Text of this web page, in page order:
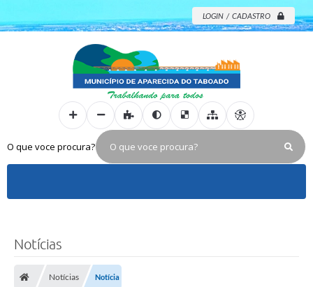
LOGIN / CADASTRO
O que voce procura?
Notícias
Notícias Notícia